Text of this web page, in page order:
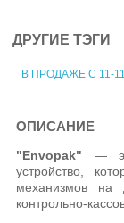
ДРУГИЕ ТЭГИ
В ПРОДАЖЕ С 11-
ОПИСАНИЕ
"Envopak" —
устройство,
механизмов на
контрольно-